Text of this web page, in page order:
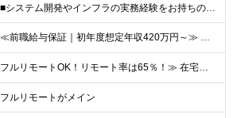
■システム開発やインフラの実務経験をお持ちの方（言語・工程・年数不問） ■学歴不問 ┗システムサポートや運用保守・テスターなど幅広い経験の方も歓迎します！ ┗独学や実務未経験者といった方からの応募も歓
≪前職給与保証｜初年度想定年収420万円～≫ 月給35万円以上＋決算賞与＋交通費 ※スキル・経験を考慮の上、優遇します ※上記月給には固定残業代月20時間分(4万5000円以上)を含みます。超過し
フルリモートOK！リモート率は65％！≫ 在宅勤務または東京・神奈川・埼玉・千葉のお客様先での勤務 ■本社 東京都港区芝2-22-15 STKビル 1F (変更の範囲)上記を除く当社関連勤務地
フルリモートがメイン